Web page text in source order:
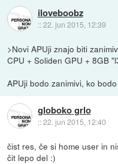
iloveboobz
::22. jun 2015, 12:39
>Novi APUji znajo biti
CPU + Soliden GPU + 8GB
APUji bodo zanimivi, ko
globoko grlo
::22. jun 2015, 12:40
čist res, če si home user in
čit lepo del :)